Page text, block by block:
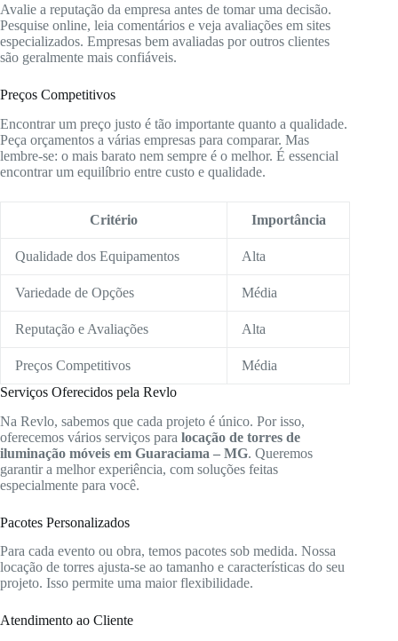
Avalie a reputação da empresa antes de tomar uma decisão.
Pesquise online, leia comentários e veja avaliações em sites
especializados. Empresas bem avaliadas por outros clientes
são geralmente mais confiáveis.
Preços Competitivos
Encontrar um preço justo é tão importante quanto a qualidade.
Peça orçamentos a várias empresas para comparar. Mas
lembre-se: o mais barato nem sempre é o melhor. É essencial
encontrar um equilíbrio entre custo e qualidade.
Critério Importância
Qualidade dos Equipamentos Alta
Variedade de Opções Média
Reputação e Avaliações Alta
Preços Competitivos
Média
Serviços Oferecidos pela Revlo
Na Revlo, sabemos que cada projeto é único. Por isso,
oferecemos vários serviços para locação de torres de
iluminação móveis em Guaraciama – MG. Queremos
garantir a melhor experiência, com soluções feitas
especialmente para você.
Pacotes Personalizados
Para cada evento ou obra, temos pacotes sob medida. Nossa
locação de torres ajusta-se ao tamanho e características do seu
projeto. Isso permite uma maior flexibilidade.
Atendimento ao Cliente